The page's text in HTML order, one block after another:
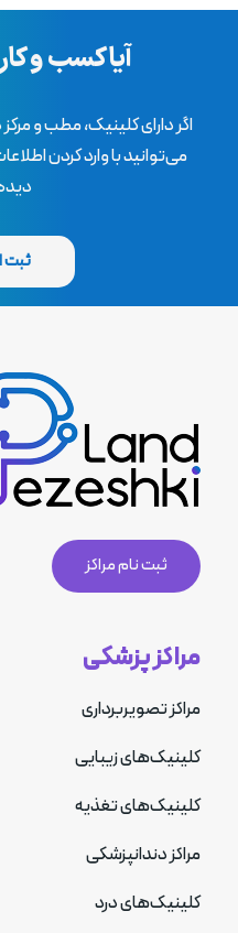
آیا کسب و
اگر دارای کلینیک، مطب و
می‌توانید با وارد کردن
ثبت
مراکز پزشکی
مراکز تصویربرداری
کلینیک‌های زیبایی
کلینیک‌های تغذیه
مراکز دندانپزشکی
کلینیک‌های درد
ثبت نام مراکز